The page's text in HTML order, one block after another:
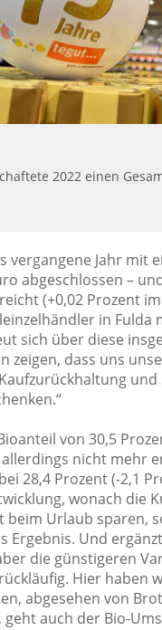
2022 einen
vergangene Jahr mit
abgeschlossen –
(+0,02 Prozent
in Fulda
sich über diese
zeigen, dass uns
von 30,5
nicht mehr
28,4 Prozent (-2,1
wonach die
beim Urlaub sparen,
Ergebnis. Und
die günstigeren
Hier haben
abgesehen von
auch der Bio-